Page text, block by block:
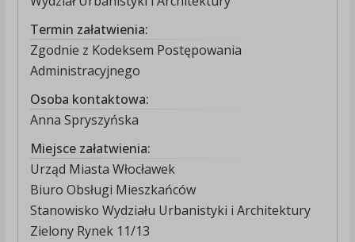
Termin załatwienia:
Zgodnie z Kodeksem Postępowania
Administracyjnego
Osoba kontaktowa:
Anna Spryszyńska
Miejsce załatwienia:
Urząd Miasta Włocławek
Biuro Obsługi Mieszkańców
Stanowisko Wydziału Urbanistyki i Architektury
Zielony Rynek 11/13